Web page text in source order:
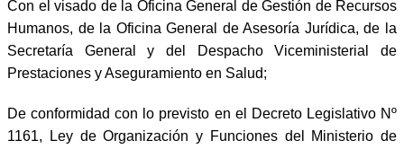
Con el visado de la Oficina General de Gestión de Recursos
Humanos, de la Oficina General de Asesoría Jurídica, de la
Secretaría General y del Despacho Viceministerial de
Prestaciones y Aseguramiento en Salud;
De conformidad con lo previsto en el Decreto Legislativo Nº
1161, Ley de Organización y Funciones del Ministerio de